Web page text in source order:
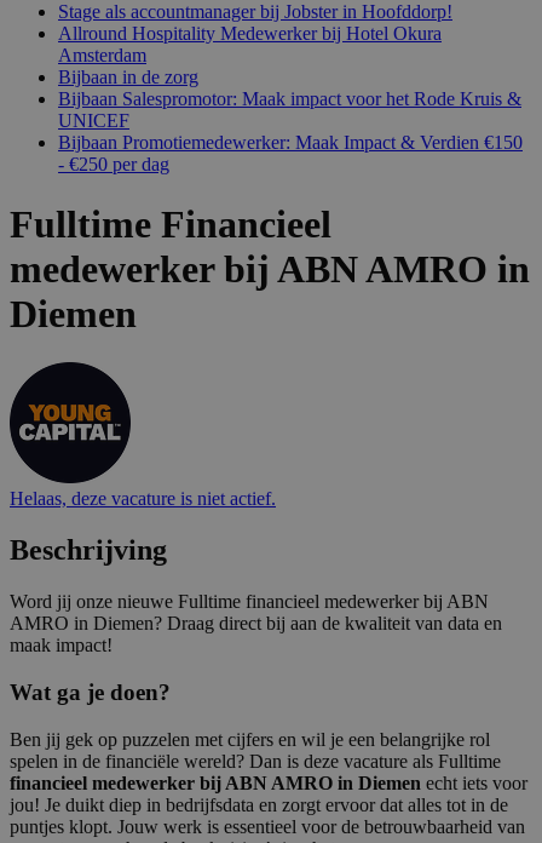
Stage als accountmanager bij Jobster in Hoofddorp!
Allround Hospitality Medewerker bij Hotel Okura
Amsterdam
Bijbaan in de zorg
Bijbaan Salespromotor: Maak impact voor het Rode Kruis &
UNICEF
Bijbaan Promotiemedewerker: Maak Impact & Verdien €150
- €250 per dag
Fulltime Financieel
medewerker bij ABN AMRO in
Diemen
Helaas, deze vacature is niet actief.
Beschrijving
Word jij onze nieuwe Fulltime financieel medewerker bij ABN
AMRO in Diemen? Draag direct bij aan de kwaliteit van data en
maak impact!
Wat ga je doen?
Ben jij gek op puzzelen met cijfers en wil je een belangrijke rol
spelen in de financiële wereld? Dan is deze vacature als Fulltime
financieel medewerker bij ABN AMRO in Diemen echt iets voor
jou! Je duikt diep in bedrijfsdata en zorgt ervoor dat alles tot in de
puntjes klopt. Jouw werk is essentieel voor de betrouwbaarheid van